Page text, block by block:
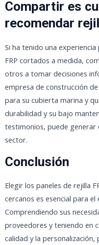
Compartir es
recomendar
Si ha tenido una
FRP cortados a medida,
otros a tomar decisiones
empresa de construcción
para su cubierta marina y
durabilidad y su bajo
testimonios, puede generar
sector.
Conclusión
Elegir los paneles de rejilla
cercanos es esencial para
Comprendiendo sus
proveedores y teniendo en
calidad y la